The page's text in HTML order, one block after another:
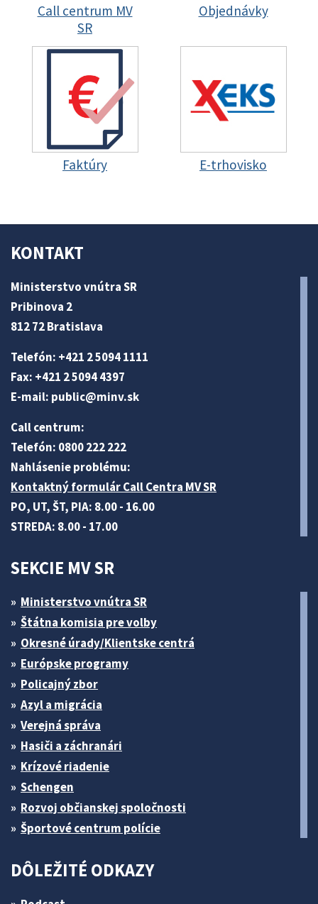
Call centrum MV
SR
Objednávky
Faktúry E-trhovisko
KONTAKT
Ministerstvo vnútra SR
Pribinova 2
812 72 Bratislava
Telefón: +421 2 5094 1111
Fax: +421 2 5094 4397
E-mail: public@minv.sk
Call centrum:
Telefón: 0800 222 222
Nahlásenie problému:
Kontaktný formulár Call Centra MV SR
PO, UT, ŠT, PIA: 8.00 - 16.00
STREDA: 8.00 - 17.00
SEKCIE MV SR
Ministerstvo vnútra SR
Štátna komisia pre volby
Okresné úrady/Klientske centrá
Európske programy
Policajný zbor
Azyl a migrácia
Verejná správa
Hasiči a záchranári
Krízové riadenie
Schengen
Rozvoj občianskej spoločnosti
Športové centrum polície
DÔLEŽITÉ ODKAZY